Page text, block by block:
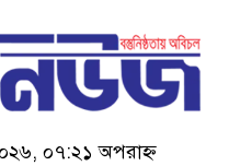
০৭:২১ অপরাহ্ন